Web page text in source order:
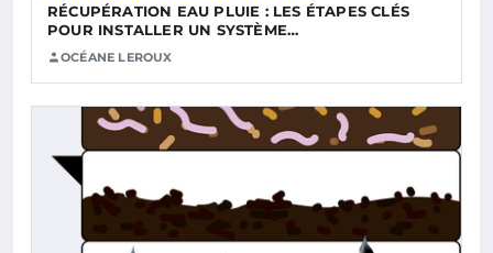
RÉCUPÉRATION EAU PLUIE : LES ÉTAPES CLÉS
POUR INSTALLER UN SYSTÈME…
OCÉANE LEROUX